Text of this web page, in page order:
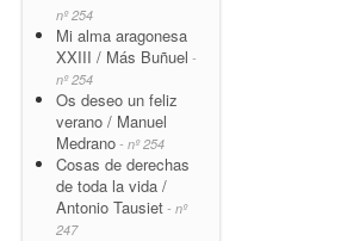
nº 254
Mi alma aragonesa
XXIII / Más Buñuel -
nº 254
Os deseo un feliz
verano / Manuel
Medrano - nº 254
Cosas de derechas
de toda la vida /
Antonio Tausiet - nº
247